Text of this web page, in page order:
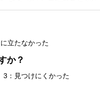
立たなかった
か？
3：見つけにくかった